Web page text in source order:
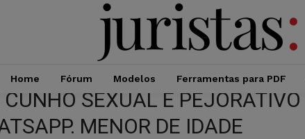
Home Fórum Modelos Ferramentas para PDF
SEXUAL E PEJORATIVO
MENOR DE IDADE